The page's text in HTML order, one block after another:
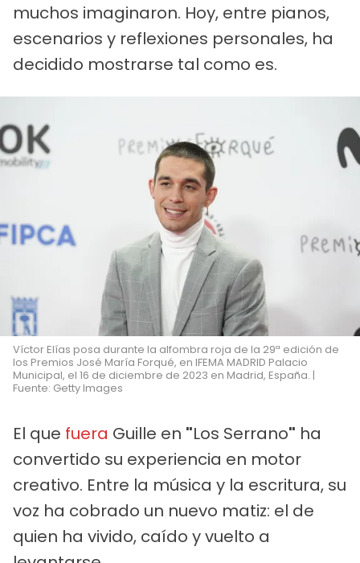
muchos imaginaron. Hoy, entre pianos,
escenarios y reflexiones personales, ha
decidido mostrarse tal como es.
Víctor Elías posa durante la alfombra roja de la 29ª edición de
los Premios José María Forqué, en IFEMA MADRID Palacio
Municipal, el 16 de diciembre de 2023 en Madrid, España. |
Fuente: Getty Images
El que fuera Guille en "Los Serrano" ha
convertido su experiencia en motor
creativo. Entre la música y la escritura, su
voz ha cobrado un nuevo matiz: el de
quien ha vivido, caído y vuelto a